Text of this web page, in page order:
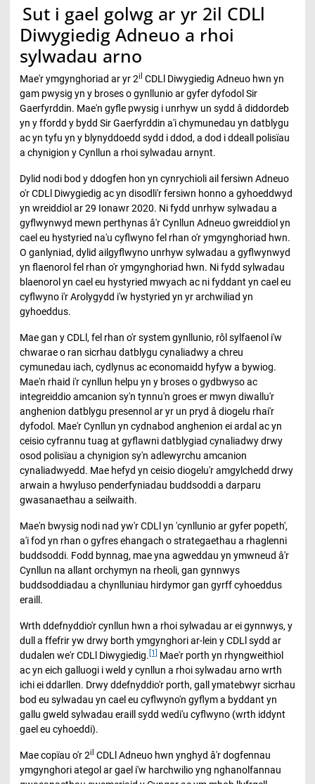
Sut i gael golwg ar yr 2il CDLl
Diwygiedig Adneuo a rhoi
sylwadau arno
Mae'r ymgynghoriad ar yr 2il CDLl Diwygiedig Adneuo hwn yn
gam pwysig yn y broses o gynllunio ar gyfer dyfodol Sir
Gaerfyrddin. Mae'n gyfle pwysig i unrhyw un sydd â diddordeb
yn y ffordd y bydd Sir Gaerfyrddin a'i chymunedau yn datblygu
ac yn tyfu yn y blynyddoedd sydd i ddod, a dod i ddeall polisïau
a chynigion y Cynllun a rhoi sylwadau arnynt.
Dylid nodi bod y ddogfen hon yn cynrychioli ail fersiwn Adneuo
o'r CDLl Diwygiedig ac yn disodli'r fersiwn honno a gyhoeddwyd
yn wreiddiol ar 29 Ionawr 2020. Ni fydd unrhyw sylwadau a
gyflwynwyd mewn perthynas â'r Cynllun Adneuo gwreiddiol yn
cael eu hystyried na'u cyflwyno fel rhan o'r ymgynghoriad hwn.
O ganlyniad, dylid ailgyflwyno unrhyw sylwadau a gyflwynwyd
yn flaenorol fel rhan o'r ymgynghoriad hwn. Ni fydd sylwadau
blaenorol yn cael eu hystyried mwyach ac ni fyddant yn cael eu
cyflwyno i'r Arolygydd i'w hystyried yn yr archwiliad yn
gyhoeddus.
Mae gan y CDLl, fel rhan o'r system gynllunio, rôl sylfaenol i'w
chwarae o ran sicrhau datblygu cynaliadwy a chreu
cymunedau iach, cydlynus ac economaidd hyfyw a bywiog.
Mae'n rhaid i'r cynllun helpu yn y broses o gydbwyso ac
integreiddio amcanion sy'n tynnu'n groes er mwyn diwallu'r
anghenion datblygu presennol ar yr un pryd â diogelu rhai'r
dyfodol. Mae'r Cynllun yn cydnabod anghenion ei ardal ac yn
ceisio cyfrannu tuag at gyflawni datblygiad cynaliadwy drwy
osod polisïau a chynigion sy'n adlewyrchu amcanion
cynaliadwyedd. Mae hefyd yn ceisio diogelu'r amgylchedd drwy
arwain a hwyluso penderfyniadau buddsoddi a darparu
gwasanaethau a seilwaith.
Mae'n bwysig nodi nad yw'r CDLl yn 'cynllunio ar gyfer popeth',
a'i fod yn rhan o gyfres ehangach o strategaethau a rhaglenni
buddsoddi. Fodd bynnag, mae yna agweddau yn ymwneud â'r
Cynllun na allant orchymyn na rheoli, gan gynnwys
buddsoddiadau a chynlluniau hirdymor gan gyrff cyhoeddus
eraill.
Wrth ddefnyddio'r cynllun hwn a rhoi sylwadau ar ei gynnwys, y
dull a ffefrir yw drwy borth ymgynghori ar-lein y CDLl sydd ar
dudalen we'r CDLl Diwygiedig.[1] Mae'r porth yn rhyngweithiol
ac yn eich galluogi i weld y cynllun a rhoi sylwadau arno wrth
ichi ei ddarllen. Drwy ddefnyddio'r porth, gall ymatebwyr sicrhau
bod eu sylwadau yn cael eu cyflwyno'n gyflym a byddant yn
gallu gweld sylwadau eraill sydd wedi'u cyflwyno (wrth iddynt
gael eu cyhoeddi).
Mae copïau o'r 2il CDLl Adneuo hwn ynghyd â'r dogfennau
ymgynghori ategol ar gael i'w harchwilio yng nghanolfannau